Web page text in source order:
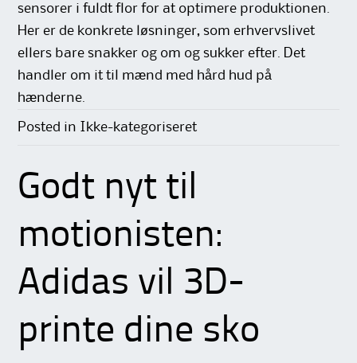
sensorer i fuldt flor for at optimere produktionen.
Her er de konkrete løsninger, som erhvervslivet
ellers bare snakker og om og sukker efter. Det
handler om it til mænd med hård hud på
hænderne.
Posted in Ikke-kategoriseret
Godt nyt til
motionisten:
Adidas vil 3D-
printe dine sko